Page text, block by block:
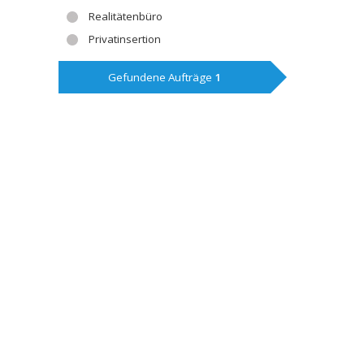
Realitätenbüro
Privatinsertion
Gefundene Aufträge 1